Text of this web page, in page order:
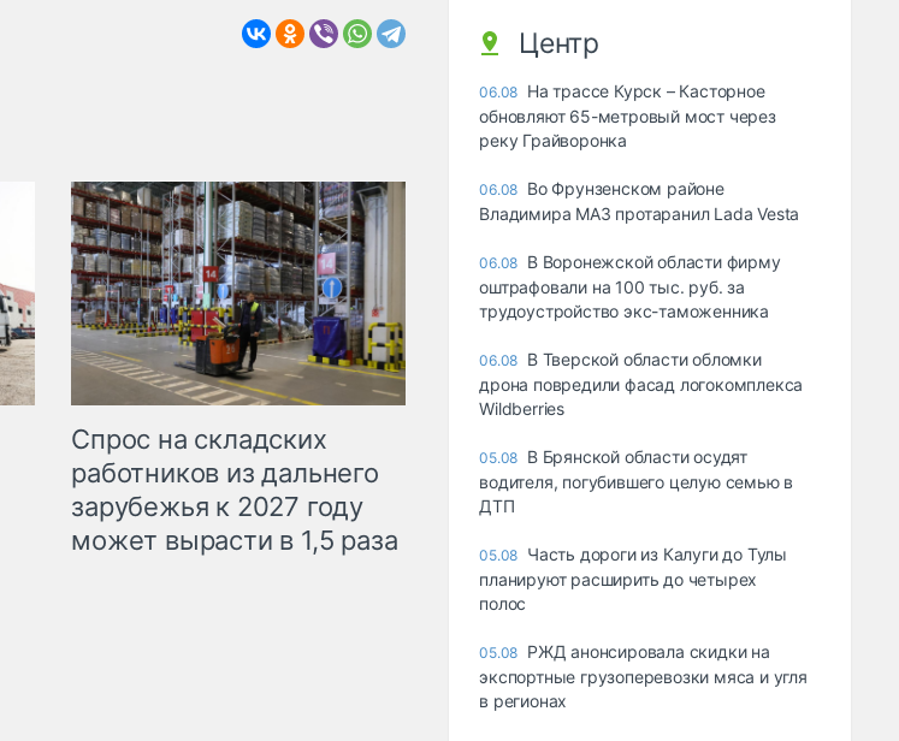
Спрос на складских
работников из дальнего
зарубежья к 2027 году
может вырасти в 1,5 раза
Центр
06.08 На трассе Курск – Касторное
обновляют 65-метровый мост через
реку Грайворонка
06.08 Во Фрунзенском районе
Владимира МАЗ протаранил Lada Vesta
06.08 В Воронежской области фирму
оштрафовали на 100 тыс. руб. за
трудоустройство экс-таможенника
06.08 В Тверской области обломки
дрона повредили фасад логокомплекса
Wildberries
05.08 В Брянской области осудят
водителя, погубившего целую семью в
ДТП
05.08 Часть дороги из Калуги до Тулы
планируют расширить до четырех
полос
05.08 РЖД анонсировала скидки на
экспортные грузоперевозки мяса и угля
в регионах